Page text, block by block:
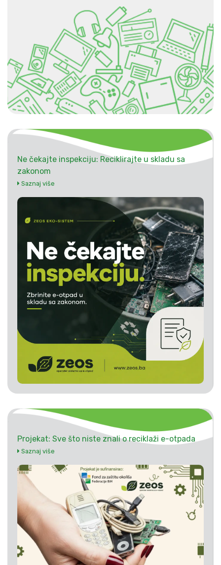
Ne čekajte inspekciju: Reciklirajte u skladu sa
zakonom
Saznaj više
Projekat: Sve što niste znali o reciklaži e-otpada
Saznaj više